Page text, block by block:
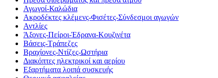
Αγωγοί-Καλώδια
Ακροδέκτες κλέμενς-Φισέτες-Σύνδεσμοι αγωγών
Αντλίες
Άξονες-Πείροι-Έδρανα-Κουζινέτα
Βάσεις-Τράπεζες
Βραχίονες-Ντίζες-Ωστήρια
Διακόπτες ηλεκτρικοί και αερίου
Εξαρτήματα λοιπά συσκευής